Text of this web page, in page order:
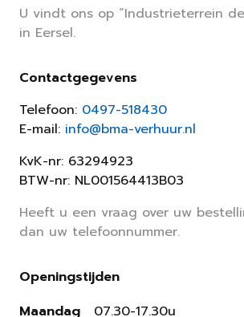
U vindt ons op “Industrieterrein
in Eersel.
Contactgegevens
Telefoon: 0497-518430
E-mail: info@bma-verhuur.nl
KvK-nr: 63294923
BTW-nr: NL001564413B03
Heeft u een vraag over uw
dan uw telefoonnummer.
Openingstijden
Maandag
07.30-17.30u